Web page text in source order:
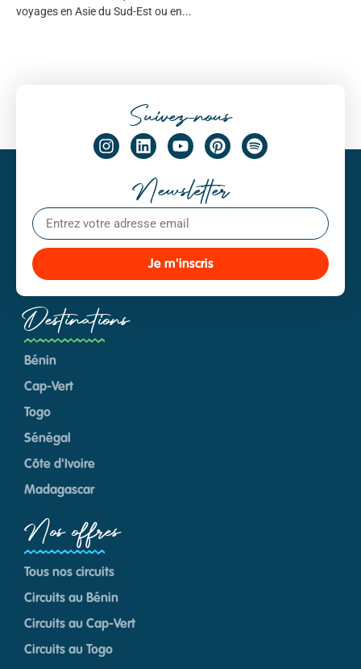
voyages en Asie du Sud-Est ou en
Suivez-nous
Newsletter
Je m'inscris
Destinations
Bénin
Cap-Vert
Togo
Sénégal
Côte d'Ivoire
Madagascar
Nos offres
Tous nos circuits
Circuits au Bénin
Circuits au Cap-Vert
Circuits au Togo